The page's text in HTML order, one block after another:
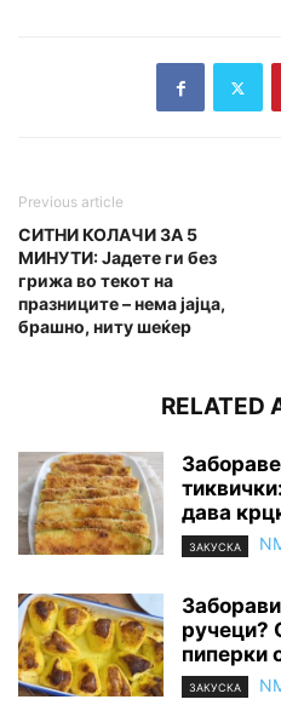
Previous article
СИТНИ КОЛАЧИ ЗА 5
МИНУТИ: Јадете ги без
грижа во текот на
празниците – нема јајца,
брашно, ниту шеќер
RELATED
дава
ЗАКУСКА
ручеци?
пиперки
ЗАКУСКА